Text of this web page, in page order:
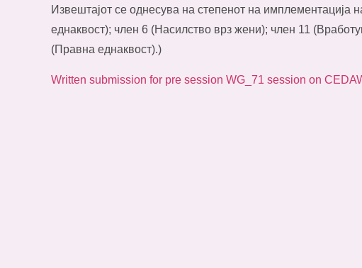
Извештајот се однесува на степенот на имплементација
еднаквост); член 6 (Насилство врз жени); член 11
(Правна еднаквост).)
Written submission for pre session WG_71 session on